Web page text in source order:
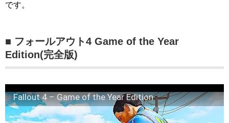
です。
■ フォールアウト4 Game of the Year
Edition(完全版)
Fallout 4 – Game of the Year Edition